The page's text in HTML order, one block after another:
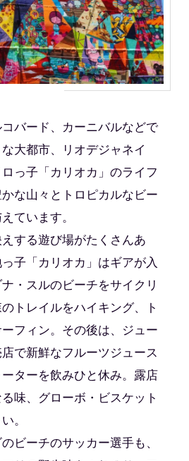
バード、カーニバルなどで
大都市、リオデジャネイ
っ子「カリオカ」のライフ
な山々とトロピカルなビー
ています。
する遊び場がたくさんあ
子「カリオカ」はギアが入
・スルのビーチをサイクリ
トレイルをハイキング、ト
フィン。その後は、ジュー
で新鮮なフルーツジュース
ターを飲みひと休み。露店
味、グローボ・ビスケット
。
ビーチのサッカー選手も、